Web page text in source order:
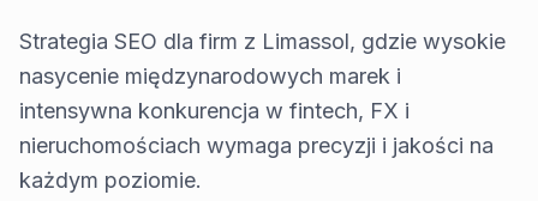
Strategia SEO dla firm z Limassol, gdzie wysokie
nasycenie międzynarodowych marek i
intensywna konkurencja w fintech, FX i
nieruchomościach wymaga precyzji i jakości na
każdym poziomie.